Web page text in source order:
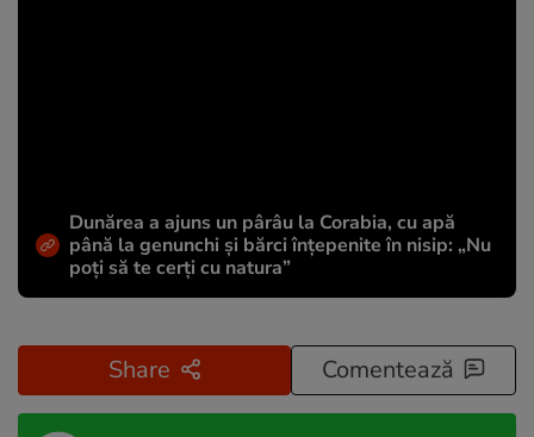
Dunărea a ajuns un pârâu la Corabia, cu apă
până la genunchi și bărci înțepenite în nisip: „Nu
poți să te cerți cu natura”
Share Comentează